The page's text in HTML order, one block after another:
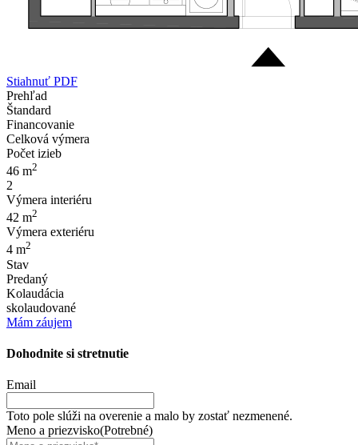
Stiahnuť PDF
Prehľad
Štandard
Financovanie
Celková výmera
Počet izieb
46 m2
2
Výmera interiéru
42 m2
Výmera exteriéru
4 m2
Stav
Predaný
Kolaudácia
skolaudované
Mám záujem
Dohodnite si stretnutie
Email
Toto pole slúži na overenie a malo by zostať nezmenené.
Meno a priezvisko(Potrebné)